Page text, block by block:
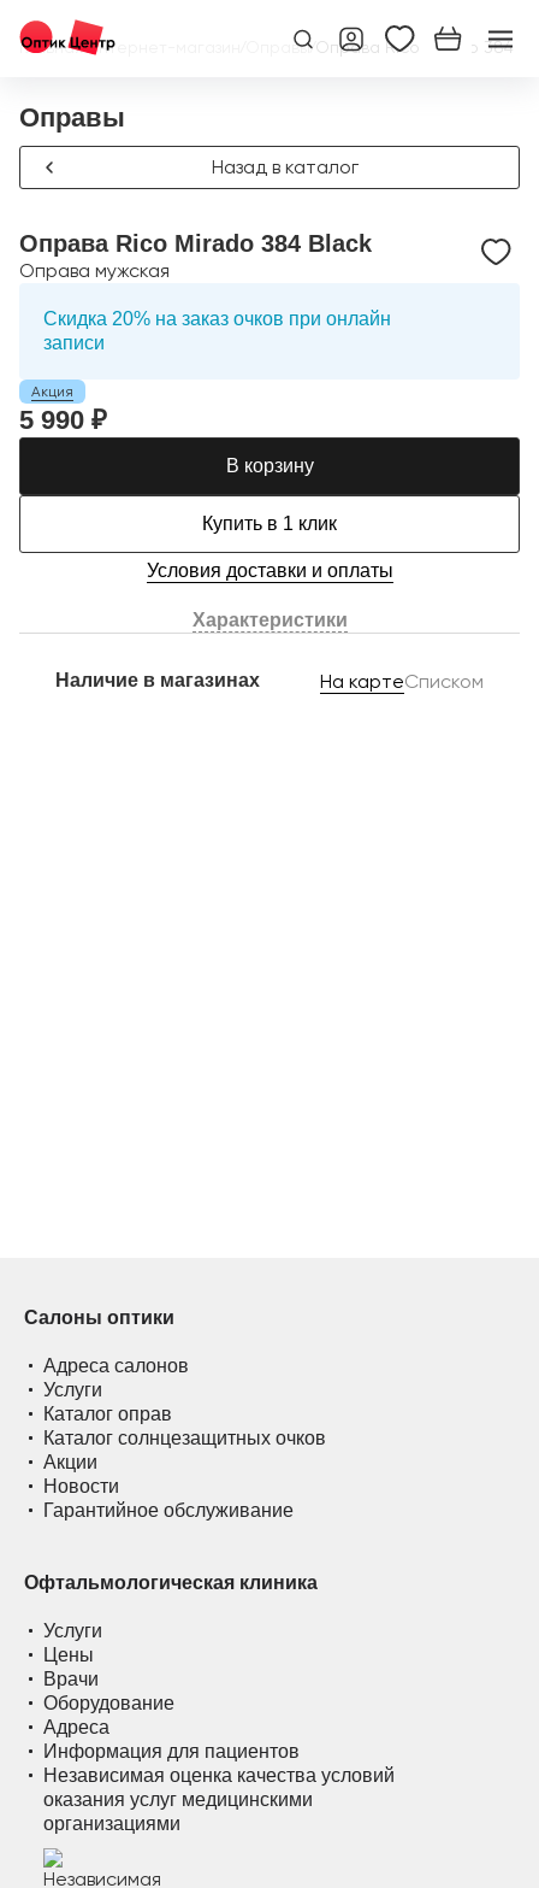
Главная/Интернет-магазин Оправы/Оправа Rico Mirado 384
Оправы
Назад в каталог
Оправа Rico Mirado 384 Black
Оправа мужская
Скидка 20% на заказ очков при онлайн
записи
Акция
5 990 ₽
В корзину
Купить в 1 клик
Условия доставки и оплаты
Характеристики
Наличие в магазинах На картеСписком
Салоны оптики
Адреса салонов
Услуги
Каталог оправ
Каталог солнцезащитных очков
Акции
Новости
Гарантийное обслуживание
Офтальмологическая клиника
Услуги
Цены
Врачи
Оборудование
Адреса
Информация для пациентов
Независимая оценка качества условий
оказания услуг медицинскими
организациями